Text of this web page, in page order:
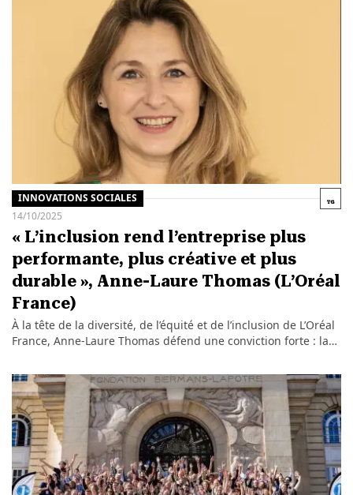
INNOVATIONS SOCIALES
14/10/2025
« L’inclusion rend l’entreprise plus
performante, plus créative et plus
durable », Anne-Laure Thomas (L’Oréal
France)
À la tête de la diversité, de l’équité et de l’inclusion de L’Oréal
France, Anne-Laure Thomas défend une conviction forte : la…